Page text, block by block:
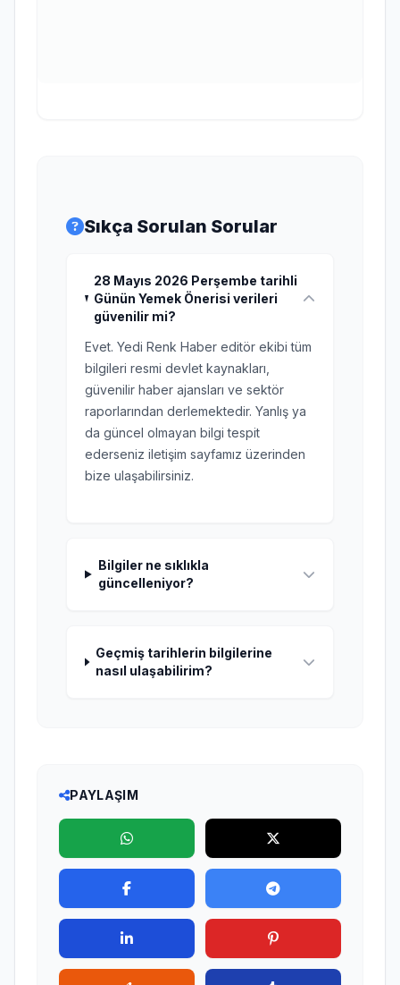
Sıkça Sorulan Sorular
28 Mayıs 2026 Perşembe tarihli
Günün Yemek Önerisi verileri
güvenilir mi?
Evet. Yedi Renk Haber editör ekibi tüm
bilgileri resmi devlet kaynakları,
güvenilir haber ajansları ve sektör
raporlarından derlemektedir. Yanlış ya
da güncel olmayan bilgi tespit
ederseniz iletişim sayfamız üzerinden
bize ulaşabilirsiniz.
Bilgiler ne sıklıkla
güncelleniyor?
Geçmiş tarihlerin bilgilerine
nasıl ulaşabilirim?
PAYLAŞIM